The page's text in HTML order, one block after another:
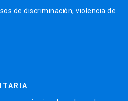
de discriminación, violencia de